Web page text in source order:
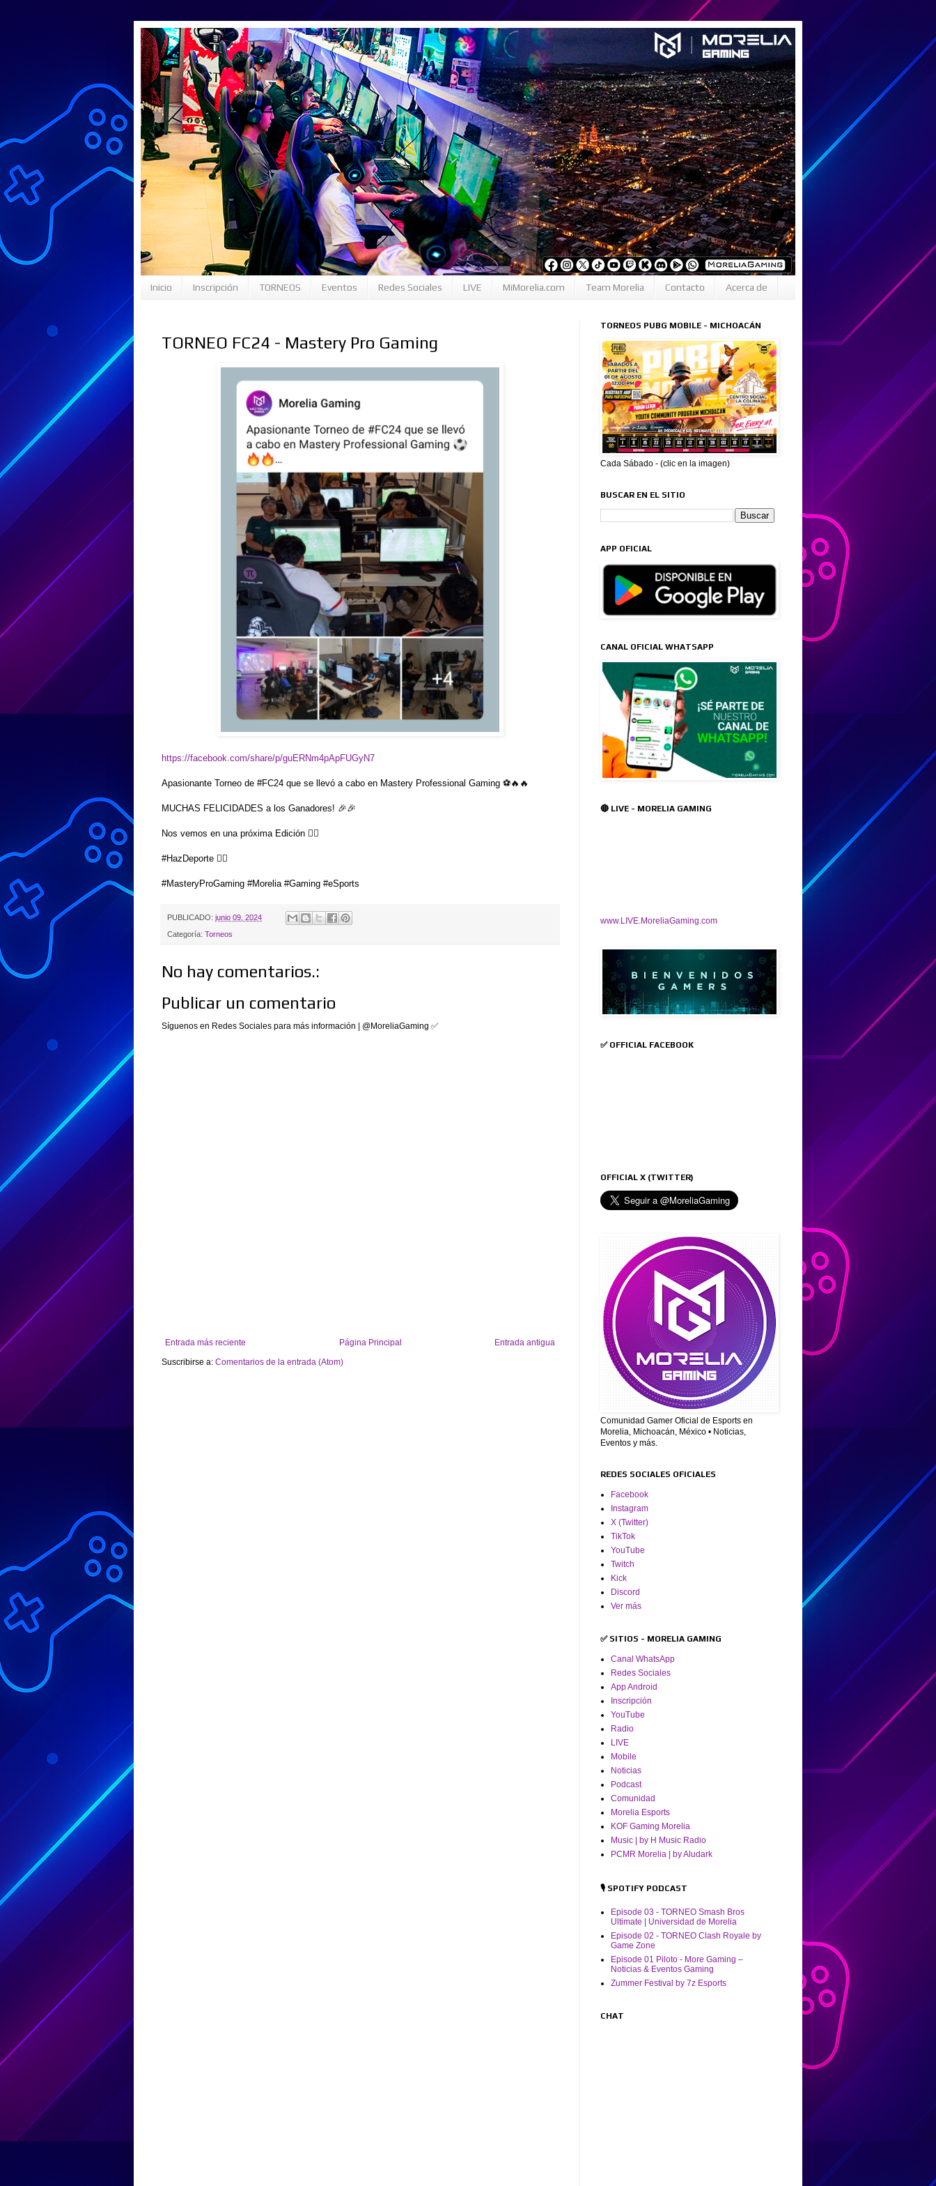
Inicio Inscripción TORNEOS Eventos Redes Sociales LIVE MiMorelia.com Team Morelia Contacto Acerca de
TORNEO FC24 - Mastery Pro Gaming
https://facebook.com/share/p/guERNm4pApFUGyN7
Apasionante Torneo de #FC24 que se llevó a cabo en Mastery Professional Gaming ⚽🔥🔥
MUCHAS FELICIDADES a los Ganadores! 🎉🎉
Nos vemos en una próxima Edición 👍🏻
#HazDeporte ⛹🏻
#MasteryProGaming #Morelia #Gaming #eSports
PUBLICADO: junio 09, 2024
Categoría: Torneos
No hay comentarios.:
Publicar un comentario
Síguenos en Redes Sociales para más información | @MoreliaGaming ✅
Entrada más reciente Entrada antigua
Página Principal
Suscribirse a: Comentarios de la entrada (Atom)
TORNEOS PUBG MOBILE - MICHOACÁN
Cada Sábado - (clic en la imagen)
BUSCAR EN EL SITIO
APP OFICIAL
CANAL OFICIAL WHATSAPP
🔴 LIVE - MORELIA GAMING
www.LIVE.MoreliaGaming.com
✅ OFFICIAL FACEBOOK
OFFICIAL X (TWITTER)
Comunidad Gamer Oficial de Esports en
Morelia, Michoacán, México • Noticias,
Eventos y más.
REDES SOCIALES OFICIALES
Facebook
Instagram
X (Twitter)
TikTok
YouTube
Twitch
Kick
Discord
Ver más
✅ SITIOS - MORELIA GAMING
Canal WhatsApp
Redes Sociales
App Android
Inscripción
YouTube
Radio
LIVE
Mobile
Noticias
Podcast
Comunidad
Morelia Esports
KOF Gaming Morelia
Music | by H Music Radio
PCMR Morelia | by Aludark
🎙️ SPOTIFY PODCAST
Episode 03 - TORNEO Smash Bros
Ultimate | Universidad de Morelia
Episode 02 - TORNEO Clash Royale by
Game Zone
Episode 01 Piloto - More Gaming –
Noticias & Eventos Gaming
Zummer Festival by ‪7z Esports
CHAT